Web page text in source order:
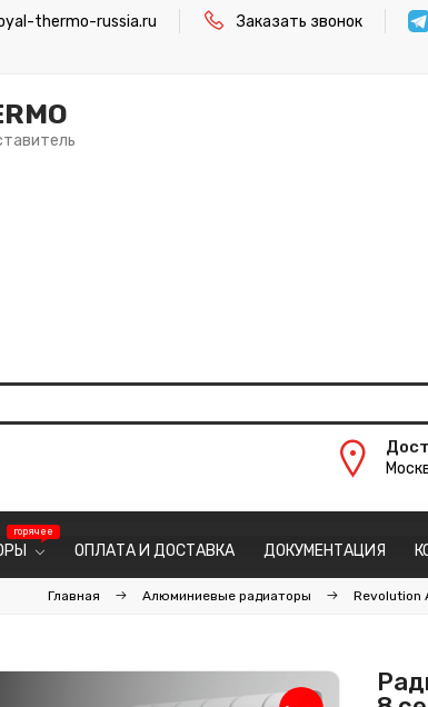
thermo-russia.ru Заказать звонок
ОПЛАТА И ДОСТАВКА ДОКУМЕНТАЦИЯ
Главная Алюминиевые радиаторы Revolution